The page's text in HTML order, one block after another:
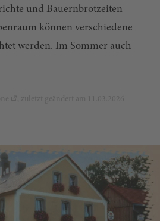
und Bauernbrotzeiten
können verschiedene
werden. Im Sommer auch